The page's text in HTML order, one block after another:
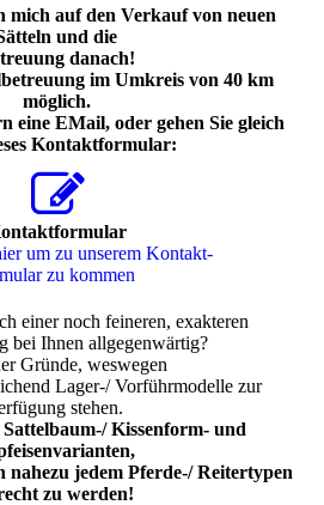
mich auf den Verkauf von neuen
und die
danach!
im Umkreis von 40 km
möglich.
eine EMail, oder gehen Sie gleich
Kontaktformular:
um zu unserem Kon­takt­
zu kommen
einer noch feineren, exakteren
bei Ihnen allgegenwärtig?
Gründe, weswegen
Lager-/ Vorführmodelle zur
stehen.
Sattelbaum-/ Kissenform- und
nahezu jedem Pferde-/ Reitertypen
zu werden!